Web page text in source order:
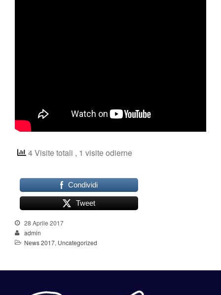
4 Visite totali , 1 visite odierne
Condividi
Tweet
28 Aprile 2017
admin
News 2017, Uncategorized